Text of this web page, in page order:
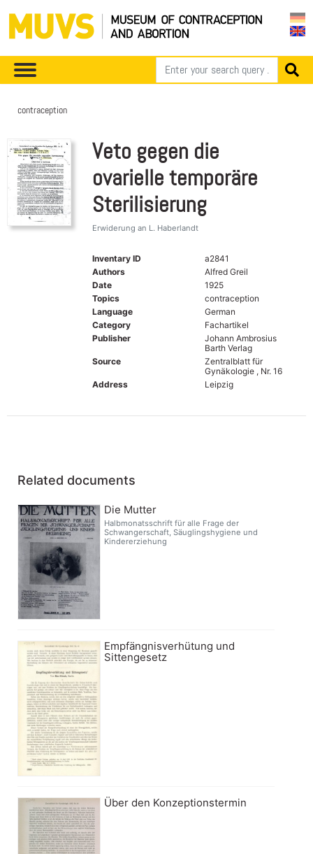
contraception
Veto gegen die
ovarielle temporäre
Sterilisierung
Erwiderung an L. Haberlandt
Inventary ID
a2841
Authors
Alfred Greil
Date
1925
Topics
contraception
Language
German
Category
Fachartikel
Publisher
Johann Ambrosius
Barth Verlag
Source
Zentralblatt für
Gynäkologie , Nr. 16
Address
Leipzig
Related documents
Die Mutter
Halbmonatsschrift für alle Frage der
Schwangerschaft, Säuglingshygiene und
Kindererziehung
Empfängnisverhütung und
Sittengesetz
Über den Konzeptionstermin